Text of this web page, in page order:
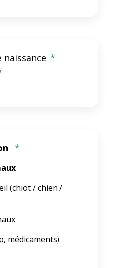
naissance *
*
(chiot / chien /
médicaments)